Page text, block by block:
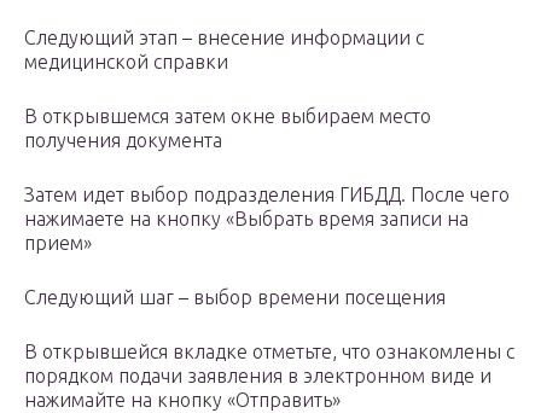
Следующий этап – внесение информации с
медицинской справки
В открывшемся затем окне выбираем место
получения документа
Затем идет выбор подразделения ГИБДД. После чего
нажимаете на кнопку «Выбрать время записи на
прием»
Следующий шаг – выбор времени посещения
В открывшейся вкладке отметьте, что ознакомлены с
порядком подачи заявления в электронном виде и
нажимайте на кнопку «Отправить»